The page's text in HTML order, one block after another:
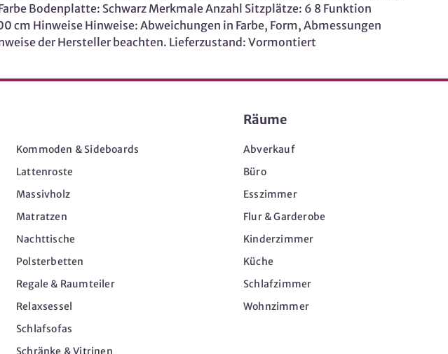
Bodenplatte: Schwarz Merkmale Anzahl Sitzplätze: 6 8 Funktion
cm Hinweise Hinweise: Abweichungen in Farbe, Form, Abmessungen
der Hersteller beachten. Lieferzustand: Vormontiert
Kommoden & Sideboards
Lattenroste
Massivholz
Matratzen
Nachttische
Polsterbetten
Regale & Raumteiler
Relaxsessel
Schlafsofas
Schränke & Vitrinen
Räume
Abverkauf
Büro
Esszimmer
Flur & Garderobe
Kinderzimmer
Küche
Schlafzimmer
Wohnzimmer